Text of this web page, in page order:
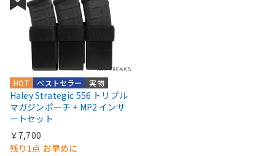
実物
ベストセラー
HOT
Haley Strategic 556 トリプル
マガジンポーチ + MP2 インサ
ートセット
￥7,700
残り1点 お早めに